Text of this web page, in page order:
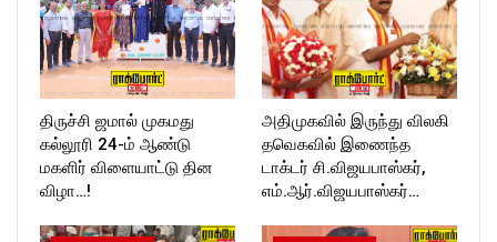
திருச்சி ஜமால் முகமது
கல்லூரி 24-ம் ஆண்டு
மகளிர் விளையாட்டு தின
விழா…!
அதிமுகவில் இருந்து விலகி
தவெகவில் இணைந்த
டாக்டர் சி.விஜயபாஸ்கர்,
எம்.ஆர்.விஜயபாஸ்கர்…